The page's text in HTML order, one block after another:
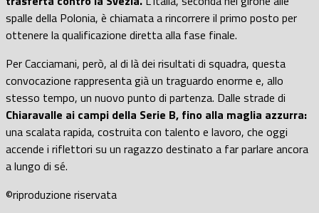
spalle della Polonia, è chiamata a rincorrere il primo posto per
ottenere la qualificazione diretta alla fase finale.
Per Cacciamani, però, al di là dei risultati di squadra, questa
convocazione rappresenta già un traguardo enorme e, allo
stesso tempo, un nuovo punto di partenza. Dalle strade di
Chiaravalle ai campi della Serie B, fino alla maglia azzurra:
una scalata rapida, costruita con talento e lavoro, che oggi
accende i riflettori su un ragazzo destinato a far parlare ancora
a lungo di sé.
©riproduzione riservata